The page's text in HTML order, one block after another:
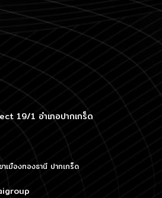
19/1 อำเภอปากเกร็ด
เมืองทองธานี ปากเกร็ด